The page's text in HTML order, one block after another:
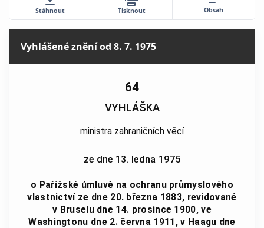
Stáhnout Tisknout Obsah
Vyhlášené zněníod 8. 7. 1975
64
VYHLÁŠKA
ministra zahraničních věcí
ze dne 13. ledna 1975
o Pařížské úmluvě na ochranu průmyslového
vlastnictví ze dne 20. března 1883, revidované
v Bruselu dne 14. prosince 1900, ve
Washingtonu dne 2. června 1911, v Haagu dne